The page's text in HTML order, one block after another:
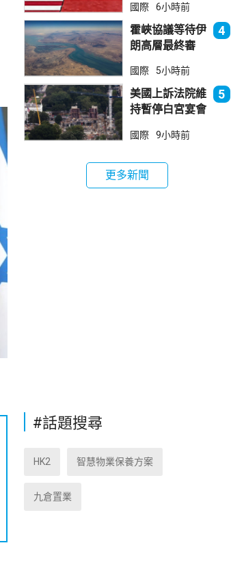
國際 6小時前
霍峽協議等待伊
朗高層最終審
航道後解除封鎖
4
國際 5小時前
美國上訴法院維
持暫停白宮宴會
5
國際 9小時前
更多新聞
#話題搜尋
HK2 智慧物業保養方案
九倉置業